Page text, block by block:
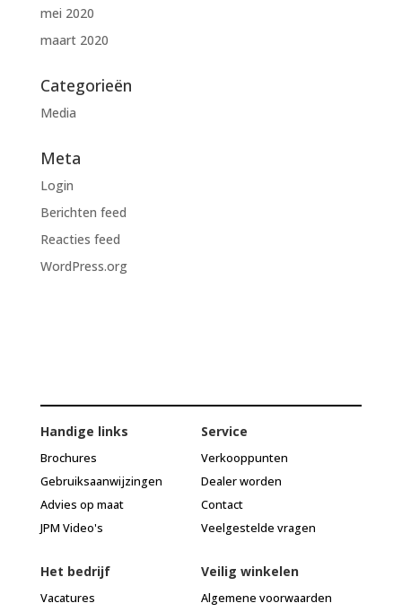
mei 2020
maart 2020
Categorieën
Media
Meta
Login
Berichten feed
Reacties feed
WordPress.org
Handige links
Brochures
Gebruiksaanwijzingen
Advies op maat
JPM Video's
Service
Verkooppunten
Dealer worden
Contact
Veelgestelde vragen
Het bedrijf
Vacatures
Veilig winkelen
Algemene voorwaarden